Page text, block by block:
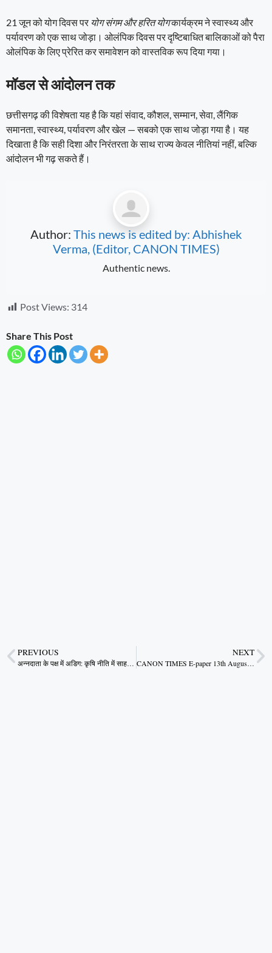
21 जून को योग दिवस पर योग संगम और हरित योगकार्यक्रम ने स्वास्थ्य और
पर्यावरण को एक साथ जोड़ा। ओलंपिक दिवस पर दृष्टिबाधित बालिकाओं को पैरा
ओलंपिक के लिए प्रेरित कर समावेशन को वास्तविक रूप दिया गया।
मॉडल से आंदोलन तक
छत्तीसगढ़ की विशेषता यह है कि यहां संवाद, कौशल, सम्मान, सेवा, लैंगिक
समानता, स्वास्थ्य, पर्यावरण और खेल — सबको एक साथ जोड़ा गया है। यह
दिखाता है कि सही दिशा और निरंतरता के साथ राज्य केवल नीतियां नहीं, बल्कि
आंदोलन भी गढ़ सकते हैं।
Author: This news is edited by: Abhishek
Verma, (Editor, CANON TIMES)
Authentic news.
Post Views: 314
Share This Post
PREVIOUS
अन्नदाता के पक्ष में अडिग: कृषि नीति में साहसिक घोषणा
NEXT
CANON TIMES E-paper 13th August 2025